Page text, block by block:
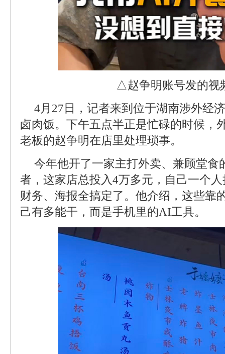
△赵争明账号发的视
4月27日，记者来到位于湖南涉外经
卤肉饭。下午五点半正是忙碌的时候，
老板的赵争明在店里处理琐事。
今年他开了一家主打外卖、兼顾堂食
者，这家店总投入4万多元，自己一个
财务、海报全搞定了。他介绍，这些靠
己有多能干，而是手机里的AI工具。